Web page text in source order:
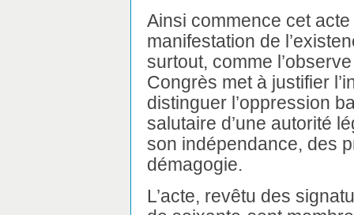
Ainsi commence cet
manifestation de
surtout, comme
Congrès met à justifier
distinguer l’oppression
salutaire d’une autorité
son indépendance, des
démagogie.
L’acte, revêtu des